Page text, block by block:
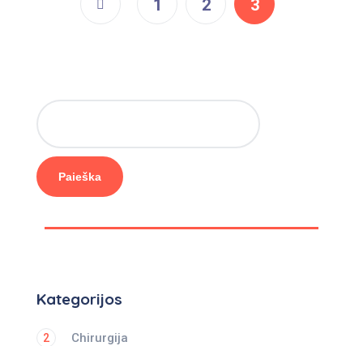
1 2 3
Paieška
Kategorijos
Chirurgija
2